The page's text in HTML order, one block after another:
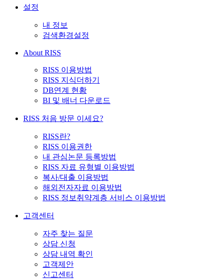
설정
내 정보
검색환경설정
About RISS
RISS 이용방법
RISS 지식더하기
DB연계 현황
BI 및 배너 다운로드
RISS 처음 방문 이세요?
RISS란?
RISS 이용권한
내 관심논문 등록방법
RISS 자료 유형별 이용방법
복사/대출 이용방법
해외전자자료 이용방법
RISS 정보취약계층 서비스 이용방법
고객센터
자주 찾는 질문
상담 신청
상담 내역 확인
고객제안
신고센터